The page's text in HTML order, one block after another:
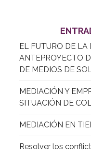
EL FUTURO DE LA
ANTEPROYECTO
DE MEDIOS DE
MEDIACIÓN Y
SITUACIÓN DE
MEDIACIÓN EN
Resolver los